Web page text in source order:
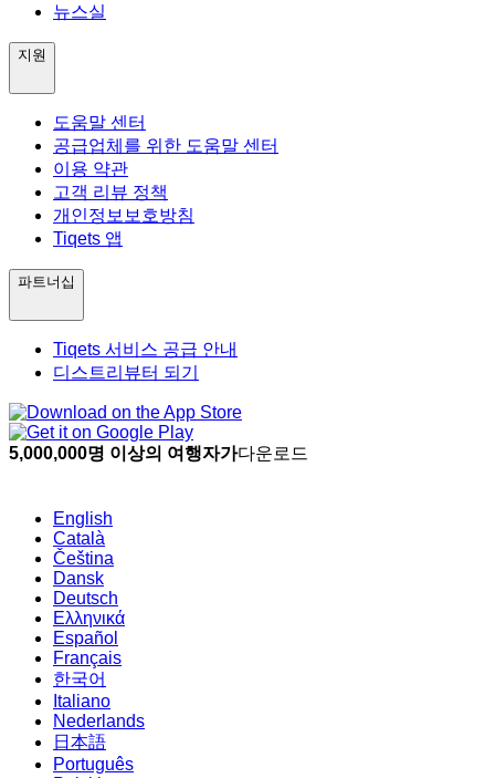
뉴스실
지원
도움말 센터
공급업체를 위한 도움말 센터
이용 약관
고객 리뷰 정책
개인정보보호방침
Tiqets 앱
파트너십
Tiqets 서비스 공급 안내
디스트리뷰터 되기
5,000,000명 이상의 여행자가다운로드
English
Català
Čeština
Dansk
Deutsch
Ελληνικά
Español
Français
한국어
Italiano
Nederlands
日本語
Português